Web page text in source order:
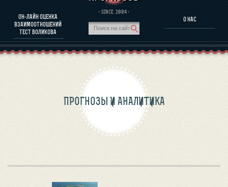
ОН-ЛАЙН ОЦЕНКА
ВЗАИМООТНОШЕНИЙ
ТЕСТ ВОЛИКОВА
· SINCE. 2004 ·
О НАС
О ПРОГРАММЕ
ПРОГНОЗЫ И АНАЛИТИКА
ПРОГНОЗЫ И АНАЛИТИКА